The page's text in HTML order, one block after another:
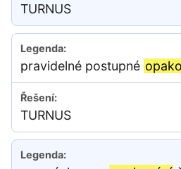
TURNUS
pravidelné postupné
TURNUS